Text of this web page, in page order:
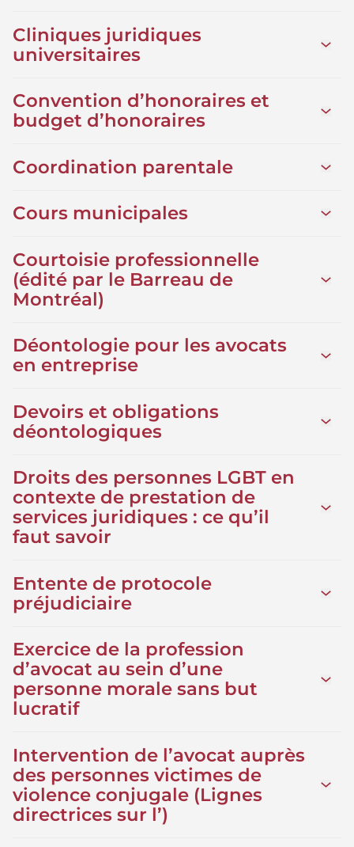
Cliniques juridiques
universitaires
Convention d’honoraires et
budget d’honoraires
Coordination parentale
Cours municipales
Courtoisie professionnelle
(édité par le Barreau de
Montréal)
Déontologie pour les avocats
en entreprise
Devoirs et obligations
déontologiques
Droits des personnes LGBT en
contexte de prestation de
services juridiques : ce qu’il
faut savoir
Entente de protocole
préjudiciaire
Exercice de la profession
d’avocat au sein d’une
personne morale sans but
lucratif
Ouvrir
Intervention de l’avocat auprès
des personnes victimes de
violence conjugale (Lignes
directrices sur l’)